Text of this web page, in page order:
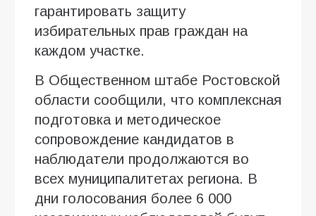
гарантировать защиту
избирательных прав граждан на
каждом участке.
В Общественном штабе Ростовской
области сообщили, что комплексная
подготовка и методическое
сопровождение кандидатов в
наблюдатели продолжаются во
всех муниципалитетах региона. В
дни голосования более 6 000